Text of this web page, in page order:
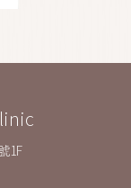
1F